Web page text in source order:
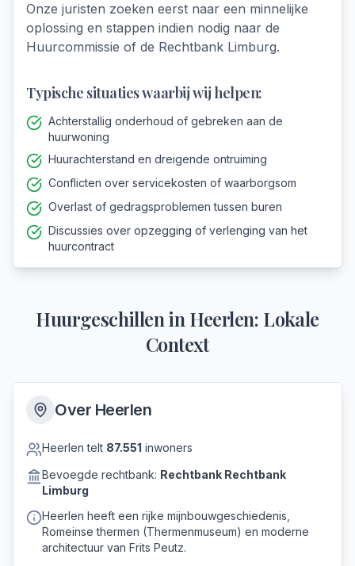
Onze juristen zoeken eerst naar een minnelijke
oplossing en stappen indien nodig naar de
Huurcommissie of de Rechtbank Limburg.
Typische situaties waarbij wij helpen:
Achterstallig onderhoud of gebreken aan de
huurwoning
Huurachterstand en dreigende ontruiming
Conflicten over servicekosten of waarborgsom
Overlast of gedragsproblemen tussen buren
Discussies over opzegging of verlenging van het
huurcontract
Huurgeschillenin Heerlen: Lokale
Context
Over Heerlen
Heerlen telt 87.551 inwoners
Bevoegde rechtbank: Rechtbank Rechtbank
Limburg
Heerlen heeft een rijke mijnbouwgeschiedenis,
Romeinse thermen (Thermenmuseum) en moderne
architectuur van Frits Peutz.